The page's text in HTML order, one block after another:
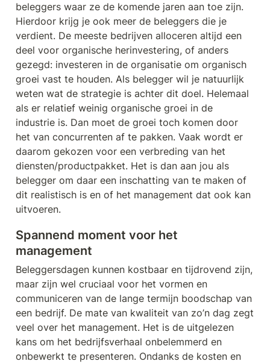
beleggers waar ze de komende jaren aan toe zijn.
Hierdoor krijg je ook meer de beleggers die je
verdient. De meeste bedrijven alloceren altijd een
deel voor organische herinvestering, of anders
gezegd: investeren in de organisatie om organisch
groei vast te houden. Als belegger wil je natuurlijk
weten wat de strategie is achter dit doel. Helemaal
als er relatief weinig organische groei in de
industrie is. Dan moet de groei toch komen door
het van concurrenten af te pakken. Vaak wordt er
daarom gekozen voor een verbreding van het
diensten/productpakket. Het is dan aan jou als
belegger om daar een inschatting van te maken of
dit realistisch is en of het management dat ook kan
uitvoeren.
Spannend moment voor het
management
Beleggersdagen kunnen kostbaar en tijdrovend zijn,
maar zijn wel cruciaal voor het vormen en
communiceren van de lange termijn boodschap van
een bedrijf. De mate van kwaliteit van zo’n dag zegt
veel over het management. Het is de uitgelezen
kans om het bedrijfsverhaal onbelemmerd en
onbewerkt te presenteren. Ondanks de kosten en